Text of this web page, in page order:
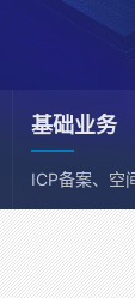
基础业务
ICP备案、空
务器、邮箱